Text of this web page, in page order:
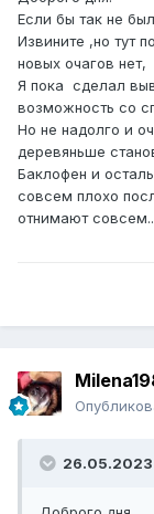
Если бы так не
Извините ,но тут
новых очагов
Я пока сделал
возможность со
Но не надолго и
деревяньше
Баклофен и
совсем плохо
отнимают
26.05.2023